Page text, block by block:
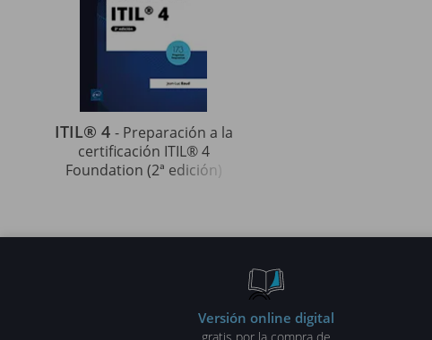
ITIL® 4 - Preparación a la
certificación ITIL® 4
Foundation (2ª edición)
Versión online digital